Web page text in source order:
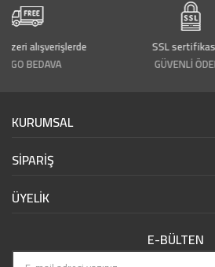
SSL sertifikası ile
GÜVENLİ ÖDEME
KURUMSAL
SİPARİŞ
ÜYELİK
E-BÜLTEN